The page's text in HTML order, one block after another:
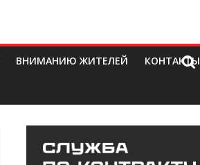
ВНИМАНИЮ ЖИТЕЛЕЙ КОНТАКТЫ